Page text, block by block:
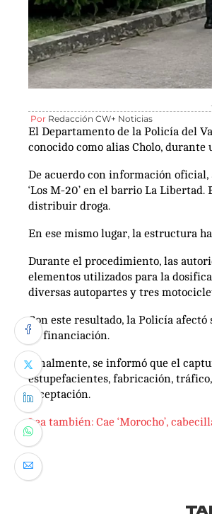
Por Redacción CW+ Noticias
El Departamento de la Policía del
conocido como alias Cholo,
De acuerdo con información oficial,
‘Los M-20’ en el barrio La
distribuir droga.
En ese mismo lugar, la estructura
Durante el procedimiento, las
elementos utilizados para la
diversas autopartes y tres
Con este resultado, la Policía
de financiación.
Finalmente, se informó que el
estupefacientes, fabricación,
receptación.
Lea también: Cae ‘Morocho’,